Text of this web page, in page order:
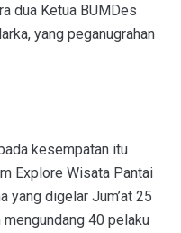
dua Ketua BUMDes
yang peganugrahan
kesempatan itu
Explore Wisata Pantai
yang digelar Jum’at 25
40 pelaku